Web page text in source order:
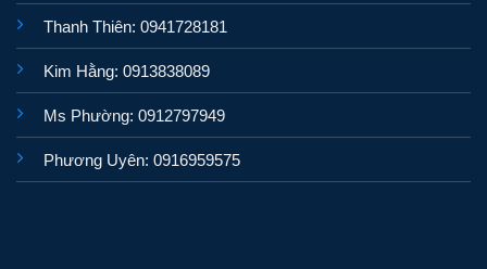
Thanh Thiên: 0941728181
Kim Hằng: 0913838089
Ms Phường: 0912797949
Phương Uyên: 0916959575